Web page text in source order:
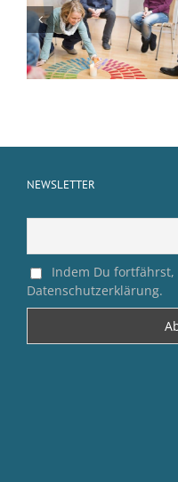
Gefühls-
Körperarbeit
Willi
NEWSLETTER
Indem Du
Datenschutzerklärung.